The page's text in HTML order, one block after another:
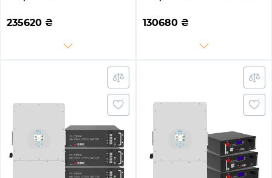
LFP-W 12kW 20.48kWh
4BAT LiFePO4 6500
235620 ₴
W 8kW 10.24kWh 2BAT
LiFePO4 6500 циклов
130680 ₴